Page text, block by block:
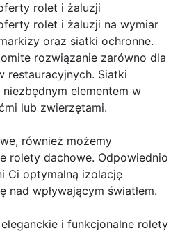
rolet i żaluzji
rolet i żaluzji na wymiar
oraz siatki ochronne.
rozwiązanie zarówno dla
restauracyjnych. Siatki
elementem w
lub zwierzętami.
również możemy
rolety dachowe. Odpowiednio
Ci optymalną izolację
wpływającym światłem.
i funkcjonalne rolety